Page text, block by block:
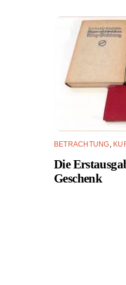
BETRACHTUNG,
Die
Geschenk